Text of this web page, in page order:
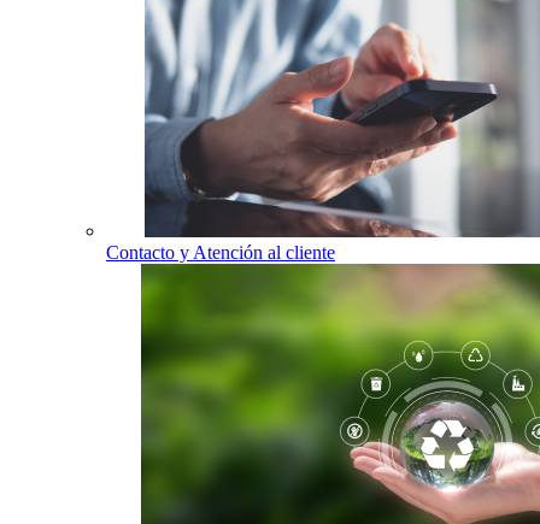
Contacto y Atención al cliente